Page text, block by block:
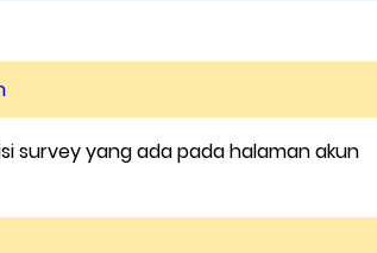
survey yang ada pada halaman akun